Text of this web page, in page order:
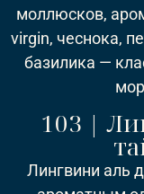
моллюсков,
virgin, чеснока,
базилика —
103 |
Лингвини аль